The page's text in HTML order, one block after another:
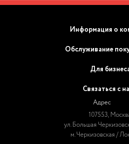
Информация о
Обслуживание
Для
Связаться с
Адрес
107553,
ул. Большая
м. Черкизовская /